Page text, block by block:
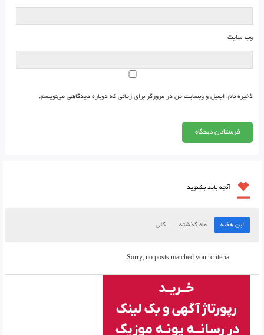
وب‌ سایت
ذخیره نام، ایمیل و وبسایت من در مرورگر برای زمانی که دوباره دیدگاهی می‌نویسم.
آنچه باید بشنوید
این هفته ماه گذشته کلی
Sorry, no posts matched your criteria.